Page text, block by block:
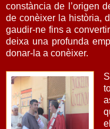
constància de l’origen
de conèixer la història,
gaudir-ne fins a
deixa una profunda
donar-la a conèixer.